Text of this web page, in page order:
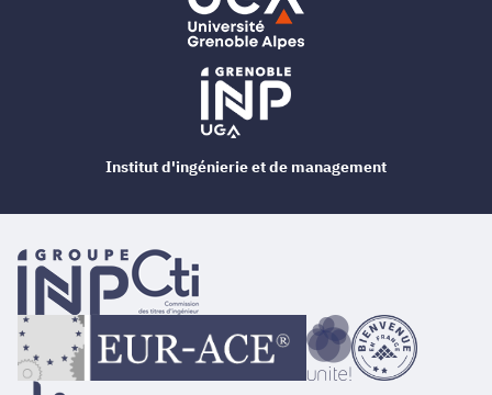
Institut d'ingénierie et de management